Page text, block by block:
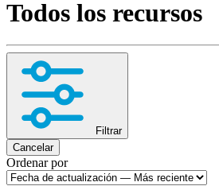
Productos
Asistencia
Servicios
Cómo
comprar
Recursos
Contacto
RegistrarseIniciar
sesión
Todos los recursos
Filtrar
Cancelar
Ordenar por